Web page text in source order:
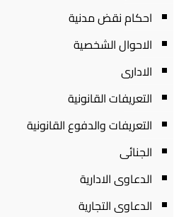
احكام نقض مدنية
الاحوال الشخصية
الادارى
التعريفات القانونية
التعريفات والدفوع القانونية
الجنائى
الدعاوى الادارية
الدعاوى التجارية